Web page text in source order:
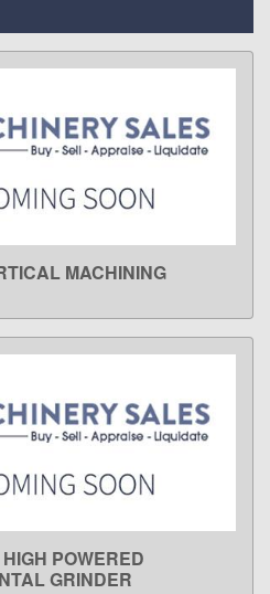
MOREMACHINING
MORE
POWERED
GRINDER